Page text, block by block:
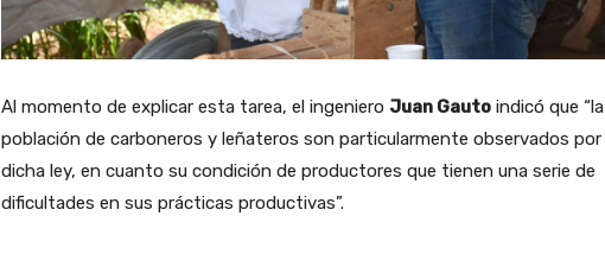
Al momento de explicar esta tarea, el ingeniero Juan Gautoindicó que “la
población de carboneros y leñateros son particularmente observados por
dicha ley, en cuanto su condición de productores que tienen una serie de
dificultades en sus prácticas productivas”.